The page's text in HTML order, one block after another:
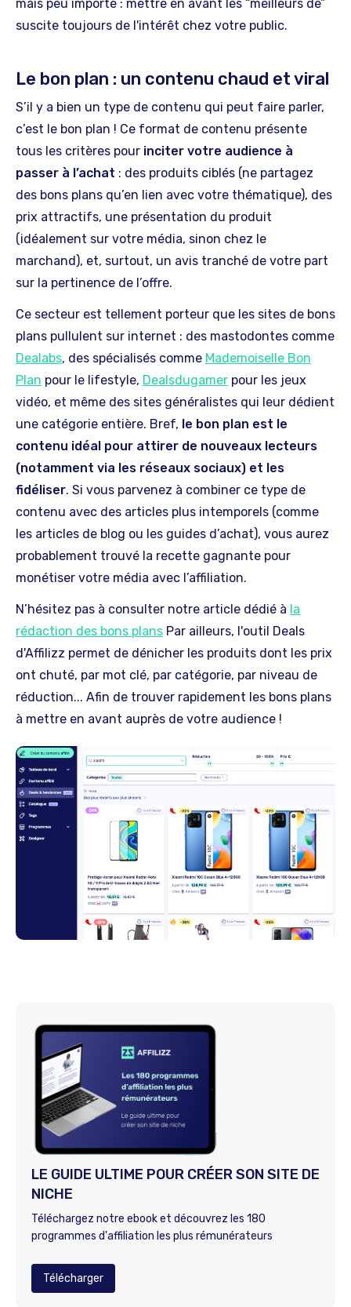
mais peu importe : mettre en avant les “meilleurs de”
suscite toujours de l'intérêt chez votre public.
Le bon plan : un contenu chaud et viral
S’il y a bien un type de contenu qui peut faire parler,
c’est le bon plan ! Ce format de contenu présente
tous les critères pour inciter votre audience à
passer à l’achat : des produits ciblés (ne partagez
des bons plans qu’en lien avec votre thématique), des
prix attractifs, une présentation du produit
(idéalement sur votre média, sinon chez le
marchand), et, surtout, un avis tranché de votre part
sur la pertinence de l’offre.
Ce secteur est tellement porteur que les sites de bons
plans pullulent sur internet : des mastodontes comme
Dealabs, des spécialisés comme Mademoiselle Bon
Plan pour le lifestyle, Dealsdugamer pour les jeux
vidéo, et même des sites généralistes qui leur dédient
une catégorie entière. Bref, le bon plan est le
contenu idéal pour attirer de nouveaux lecteurs
(notamment via les réseaux sociaux) et les
fidéliser. Si vous parvenez à combiner ce type de
contenu avec des articles plus intemporels (comme
les articles de blog ou les guides d’achat), vous aurez
probablement trouvé la recette gagnante pour
monétiser votre média avec l’affiliation.
N’hésitez pas à consulter notre article dédié à la
rédaction des bons plans Par ailleurs, l'outil Deals
d'Affilizz permet de dénicher les produits dont les prix
ont chuté, par mot clé, par catégorie, par niveau de
réduction... Afin de trouver rapidement les bons plans
à mettre en avant auprès de votre audience !
LE GUIDE ULTIME POUR CRÉER SON SITE DE
NICHE
Téléchargez notre ebook et découvrez les 180
programmes d'affiliation les plus rémunérateurs
Télécharger